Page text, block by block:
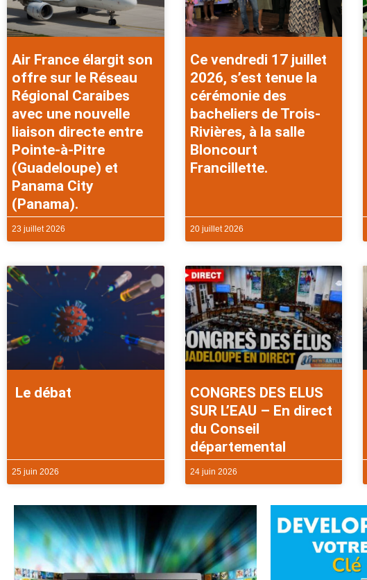
Air France élargit son
offre sur le Réseau
Régional Caraibes
avec une nouvelle
liaison directe entre
Pointe-à-Pitre
(Guadeloupe) et
Panama City
(Panama).
23 juillet 2026
Ce vendredi 17 juillet
2026, s’est tenue la
cérémonie des
bacheliers de Trois-
Rivières, à la salle
Bloncourt
Francillette.
20 juillet 2026
Le débat
25 juin 2026
CONGRES DES ELUS
SUR L’EAU – En direct
du Conseil
départemental
24 juin 2026